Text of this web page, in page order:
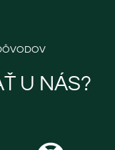
U NÁS?